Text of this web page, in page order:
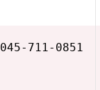
045-711-0851